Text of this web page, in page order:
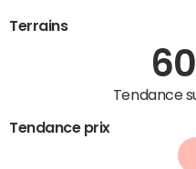
Terrains
60
Tendance
Tendance prix